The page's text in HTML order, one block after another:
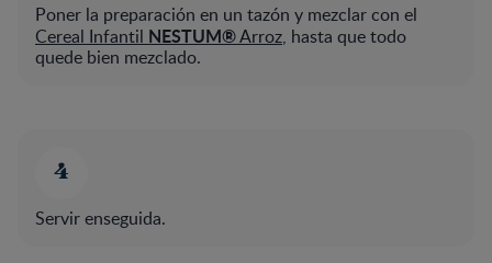
Poner la preparación en un tazón y mezclar con el
Cereal Infantil NESTUM®Arroz, hasta que todo
quede bien mezclado.
Servir enseguida.